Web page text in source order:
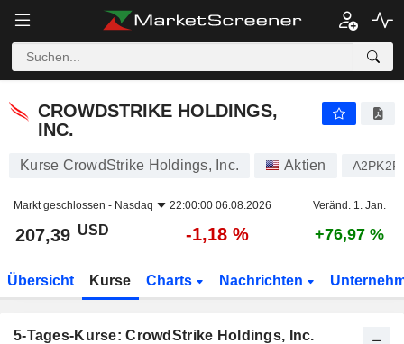
CROWDSTRIKE HOLDINGS, INC. 207,39
CROWDSTRIKE HOLDINGS,
INC.
Kurse CrowdStrike Holdings, Inc. Aktien A2PK2R
Markt geschlossen - Nasdaq 22:00:00 06.08.2026 Veränd. 1. Jan.
207,39 USD -1,18 % +76,97 %
Übersicht Kurse Charts Nachrichten
5-Tages-Kurse: CrowdStrike Holdings, Inc.